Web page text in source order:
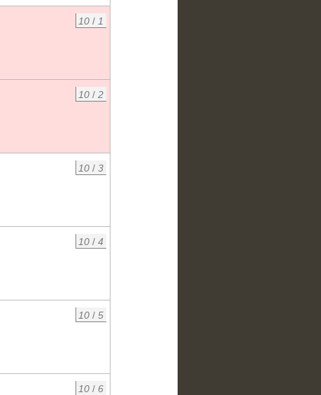
10 / 1
10 / 2
10 / 3
10 / 4
10 / 5
10 / 6